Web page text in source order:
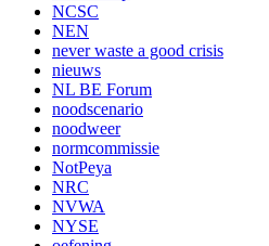
NCSC
NEN
never waste a good crisis
nieuws
NL BE Forum
noodscenario
noodweer
normcommissie
NotPeya
NRC
NVWA
NYSE